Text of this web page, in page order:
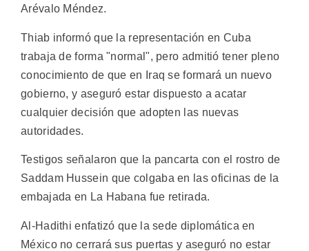
Arévalo Méndez.
Thiab informó que la representación en Cuba
trabaja de forma "normal", pero admitió tener pleno
conocimiento de que en Iraq se formará un nuevo
gobierno, y aseguró estar dispuesto a acatar
cualquier decisión que adopten las nuevas
autoridades.
Testigos señalaron que la pancarta con el rostro de
Saddam Hussein que colgaba en las oficinas de la
embajada en La Habana fue retirada.
Al-Hadithi enfatizó que la sede diplomática en
México no cerrará sus puertas y aseguró no estar